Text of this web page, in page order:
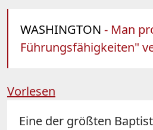
WASHINGTON - Man
Führungsfähigkeiten"
Vorlesen
Eine der größten